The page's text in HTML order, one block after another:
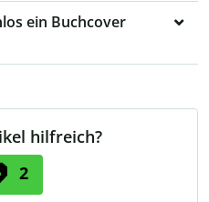
ein Buchcover
hilfreich?
2